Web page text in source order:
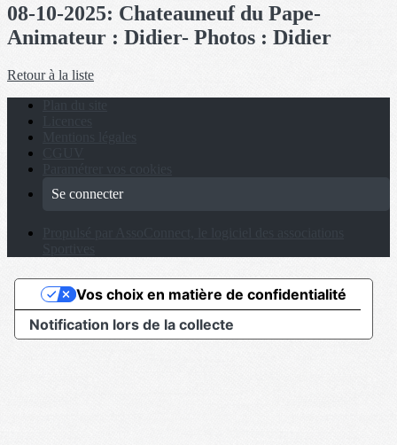
08-10-2025: Chateauneuf du Pape-
Animateur : Didier- Photos : Didier
Retour à la liste
Se connecter
Notification lors de la collecte
Vos choix en matière de confidentialité